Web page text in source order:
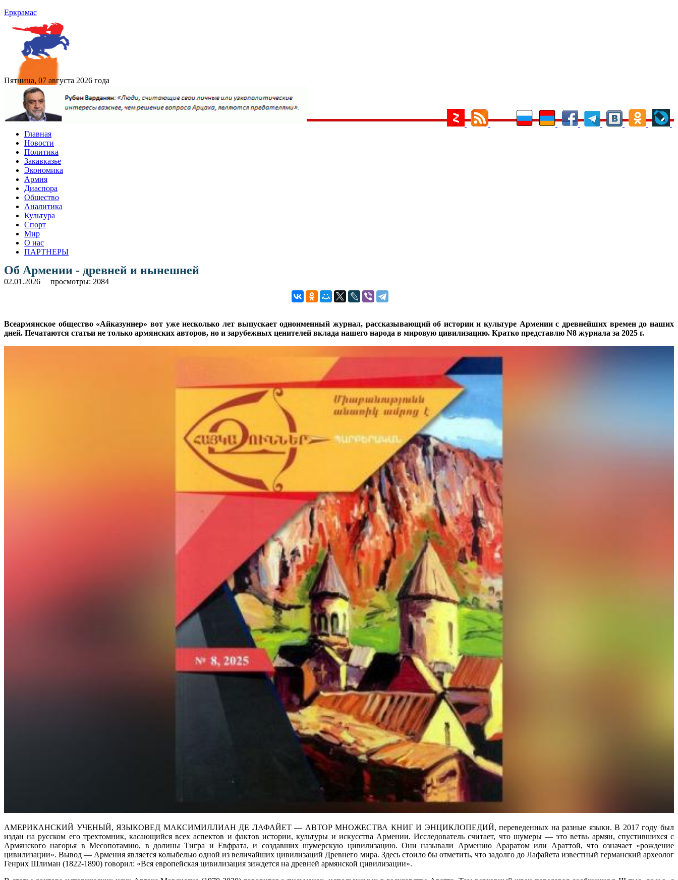
Еркрамас
Пятница, 07 августа 2026 года
Главная
Новости
Политика
Закавказье
Экономика
Армия
Диаспора
Общество
Аналитика
Культура
Спорт
Мир
О нас
ПАРТНЕРЫ
Об Армении - древней и нынешней
02.01.2026 просмотры: 2084
Всеармянское общество «Айказуннер» вот уже несколько лет выпускает одноименный журнал, рассказывающий об истории и культуре Армении с древнейших времен до наших
дней. Печатаются статьи не только армянских авторов, но и зарубежных ценителей вклада нашего народа в мировую цивилизацию. Кратко представлю N8 журнала за 2025 г.
АМЕРИКАНСКИЙ УЧЕНЫЙ, ЯЗЫКОВЕД МАКСИМИЛЛИАН ДЕ ЛАФАЙЕТ — АВТОР МНОЖЕСТВА КНИГ И ЭНЦИКЛОПЕДИЙ, переведенных на разные языки. В 2017 году был
издан на русском его трехтомник, касающийся всех аспектов и фактов истории, культуры и искусства Армении. Исследователь считает, что шумеры — это ветвь армян, спустившихся с
Армянского нагорья в Месопотамию, в долины Тигра и Евфрата, и создавших шумерскую цивилизацию. Они называли Армению Араратом или Араттой, что означает «рождение
цивилизации». Вывод — Армения является колыбелью одной из величайших цивилизаций Древнего мира. Здесь стоило бы отметить, что задолго до Лафайета известный германский археолог
Генрих Шлиман (1822-1890) говорил: «Вся европейская цивилизация зиждется на древней армянской цивилизации».